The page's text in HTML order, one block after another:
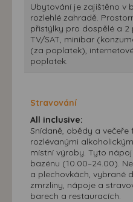
Ubytování je zajištěno v
rozlehlé zahradě.
přistýlky pro dospělé a
TV/SAT, minibar
(za poplatek),
poplatek.
Stravování
All inclusive:
Snídaně, obědy a večeře
rozlévanými
místní výroby. Tyto
bazénu (10.00–24.00).
a plechovkách, vybrané
zmrzliny, nápoje a
barech a restauracích.